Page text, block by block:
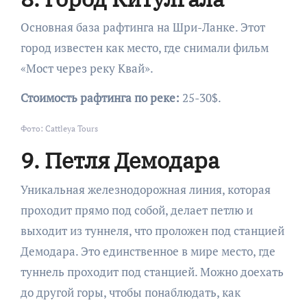
Основная база рафтинга на Шри-Ланке. Этот
город известен как место, где снимали фильм
«Мост через реку Квай».
Стоимость рафтинга по реке: 25-30$.
Фото: Cattleya Tours
9. Петля Демодара
Уникальная железнодорожная линия, которая
проходит прямо под собой, делает петлю и
выходит из туннеля, что проложен под станцией
Демодара. Это единственное в мире место, где
туннель проходит под станцией. Можно доехать
до другой горы, чтобы понаблюдать, как